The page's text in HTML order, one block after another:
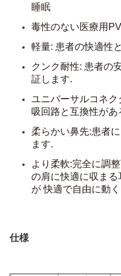
睡眠
毒性のない医療用
軽量: 患者の快適性
クンク耐性: 患者の
証します.
ユニバーサルコネ
吸回路と互換性があ
柔らかい鼻先:患者
ます.
より柔軟:完全に調
の肩に快適に収まる
が 快適で自由に動
仕様